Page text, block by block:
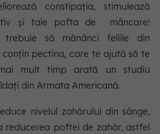
constipația, stimulează
și taie pofta de mâncare!
trebuie să mănânci feliile din
conțin pectina, care te ajută să te
mult timp arată un studiu
din Armata Americană.
nivelul zahărului din sânge,
reducerea poftei de zahăr, astfel